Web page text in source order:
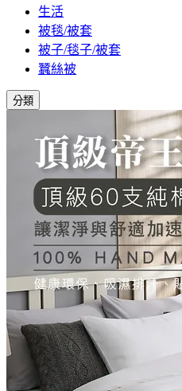
生活
被毯/被套
被子/毯子/被套
蠶絲被
分類